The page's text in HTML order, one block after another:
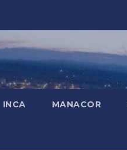
INCA MANACOR